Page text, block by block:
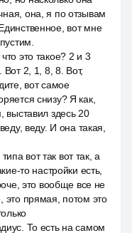
она, я по отзывам
вот мне
это такое? 2 и 3
Вот 2, 1, 8, 8. Вот,
вот самое
снизу? Я как,
выставил здесь 20
веду. И она такая,
вот так вот так, а
то настройки есть,
это вообще все не
это прямая, потом это
То есть на самом